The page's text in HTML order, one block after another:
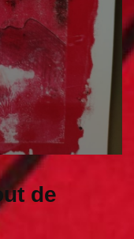
de